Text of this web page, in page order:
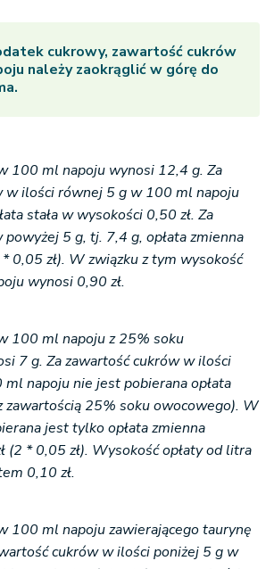
należy zaokrąglić w górę do
100 ml napoju wynosi 12,4 g. Za
ilości równej 5 g w 100 ml napoju
stała w wysokości 0,50 zł. Za
5 g, tj. 7,4 g, opłata zmienna
0,05 zł). W związku z tym wysokość
wynosi 0,90 zł.
100 ml napoju z 25% soku
7 g. Za zawartość cukrów w ilości
napoju nie jest pobierana opłata
zawartością 25% soku owocowego). W
jest tylko opłata zmienna
(2 * 0,05 zł). Wysokość opłaty od litra
0,10 zł.
100 ml napoju zawierającego taurynę
cukrów w ilości poniżej 5 g w
jest opłata stała w wysokości